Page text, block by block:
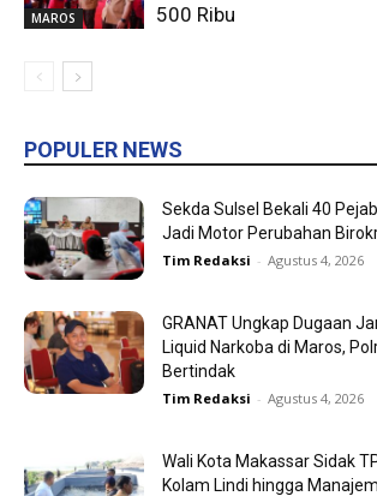
MAROS
500 Ribu
POPULER NEWS
Sekda Sulsel Bekali 40
Jadi Motor Perubahan
Tim Redaksi - Agustus 4, 2026
GRANAT Ungkap Dugaan
Liquid Narkoba di Maros,
Bertindak
Tim Redaksi - Agustus 4, 2026
Wali Kota Makassar Sidak
Kolam Lindi hingga